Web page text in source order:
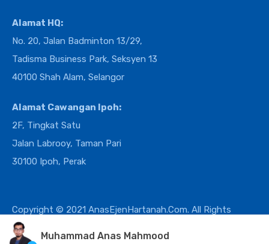
Alamat HQ:
No. 20, Jalan Badminton 13/29,
Tadisma Business Park, Seksyen 13
40100 Shah Alam, Selangor
Alamat Cawangan Ipoh:
2F, Tingkat Satu
Jalan Labrooy, Taman Pari
30100 Ipoh, Perak
Copyright © 2021 AnasEjenHartanah.Com. All Rights
Reserved.
Muhammad Anas Mahmood